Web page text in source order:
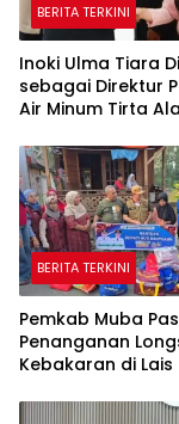
BERITA TERKINI
Inoki Ulma Tiara
sebagai Direktur
Air Minum Tirta
2026–2031
BERITA TERKINI
Pemkab Muba
Penanganan
Kebakaran di Lais